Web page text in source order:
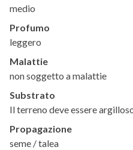
medio
Profumo
leggero
Malattie
non soggetto a malattie
Substrato
Il terreno deve essere
Propagazione
seme / talea